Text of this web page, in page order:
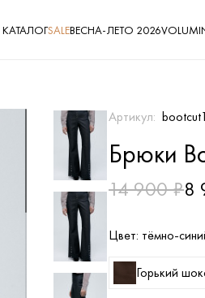
КАТАЛОГSALEВЕСНА-ЛЕТО 2026
Артикул:
Брюки
14 900 ₽8
Цвет: тёмно-
Горький